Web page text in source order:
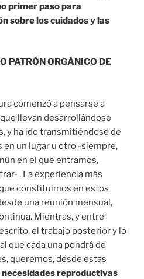
primer paso para
sobre los cuidados y las
PATRÓN ORGÁNICO DE
comenzó a pensarse a
llevan desarrollándose
y ha ido transmitiéndose de
en un lugar u otro -siempre,
en el que entramos,
. La experiencia más
constituimos en estos
una reunión mensual,
Mientras, y entre
el trabajo posterior y lo
que cada una pondrá de
queremos, desde estas
reproductivas